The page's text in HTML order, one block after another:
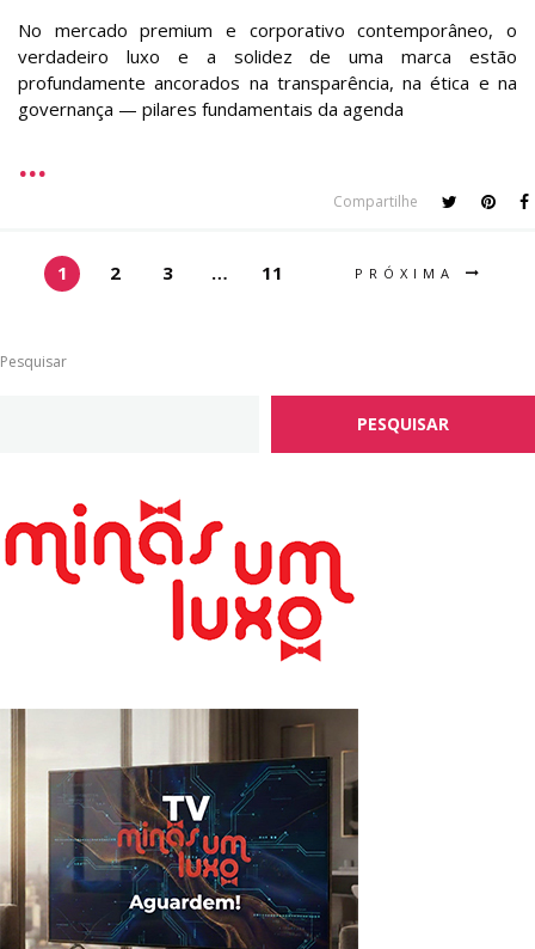
No mercado premium e corporativo contemporâneo, o
verdadeiro luxo e a solidez de uma marca estão
profundamente ancorados na transparência, na ética e na
governança — pilares fundamentais da agenda
Compartilhe
1 2 3 … 11 PRÓXIMA
Pesquisar
PESQUISAR